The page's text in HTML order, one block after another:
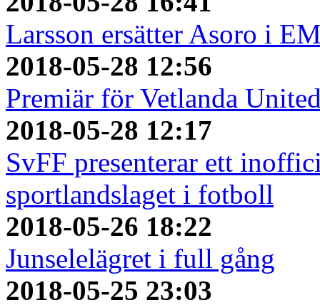
Larsson ersätter Asoro i
2018-05-28 12:56
Premiär för Vetlanda
2018-05-28 12:17
SvFF presenterar ett
sportlandslaget i fotboll
2018-05-26 18:22
Junselelägret i full gång
2018-05-25 23:03